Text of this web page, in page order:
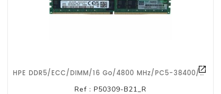
HPE DDR5/ECC/DIMM/16 Go/4800 MHz/PC5-38400/CL40/G1a
Ref : P50309-B21_R